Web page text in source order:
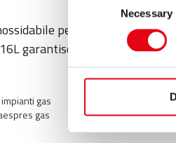
Necessary
per il trasporto di
garantisce ottime
impianti gas
gas